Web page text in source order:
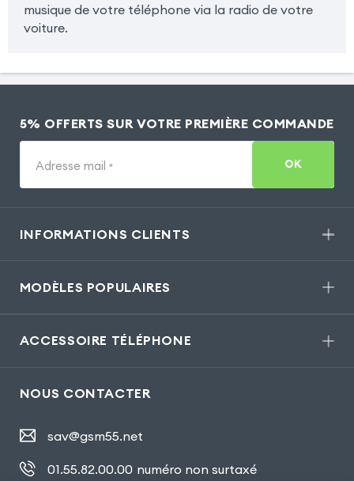
musique de votre téléphone via la radio de votre
voiture.
5% OFFERTS SUR VOTRE PREMIÈRE COMMANDE
Adresse mail * OK
INFORMATIONS CLIENTS
MODÈLES POPULAIRES
ACCESSOIRE TÉLÉPHONE
NOUS CONTACTER
sav@gsm55.net
01.55.82.00.00 numéro non surtaxé